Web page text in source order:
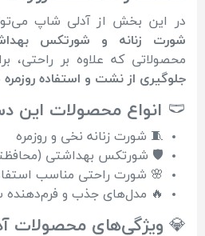
در این بخش از آدلی شاپ
شورت زنانه و شورتکس
محصولاتی که علاوه بر راحتی،
جلوگیری از نشت و استفاده روزمره
🩲 انواع محصولات این
🧵 شورت زنانه نخی و روزمره
🛡️ شورتکس بهداشتی
🌸 شورت راحتی مناسب
🔥 مدل‌های جذب و
💎 ویژگی‌های محصولات